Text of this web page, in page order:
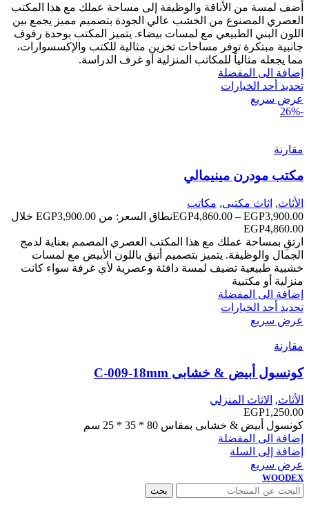
أضف لمسة من الأناقة والوظيفة إلى مساحة عملك مع هذا المكتب
العصري المصنوع من الخشب عالي الجودة بتصميم مميز يجمع بين
اللون البني الطبيعي مع لمسات بيضاء. يتميز المكتب بوحدة رفوف
جانبية مبتكرة توفر مساحات تخزين مثالية للكتب والإكسسوارات،
مما يجعله مثالياً للمكاتب المنزلية أو غرف الدراسة.
إضافة الى المفضلة
تحديد أحد الخيارات
عرض سريع
-26%
مقارنة
مكتب مودرن مينيمالي
الأثاث, اثاث مكتبى, مكاتب
EGP3,900.00
–
EGP4,860.00
نطاق السعر: من ⁦EGP3,900.00⁩ خلال
ارتقِ بمساحة عملك مع هذا المكتب العصري المصمم بعناية لدمج
الجمال والوظيفة. يتميز بتصميم أنيق باللون الأبيض مع لمسات
خشبية طبيعية تضيف لمسة دافئة وعصرية لأي غرفة سواء كانت
منزلية أو مكتبية
إضافة الى المفضلة
تحديد أحد الخيارات
عرض سريع
مقارنة
كونسول أبيض & خشابى C-009-18mm
الأثاث, الاثاث المنزلي
EGP1,250.00
كونسول أبيض & خشابى بمقاس 80 * 35 * 25 سم
إضافة الى المفضلة
إضافة إلى السلة
عرض سريع
WOODEX
بحث